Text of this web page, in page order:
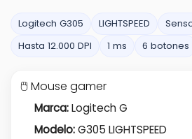
Logitech G305 LIGHTSPEED
Hasta 12.000 DPI
1 ms 6 botones
🖱️ Mouse gamer
Marca:Logitech G
Modelo:G305 LIGHTSPEED